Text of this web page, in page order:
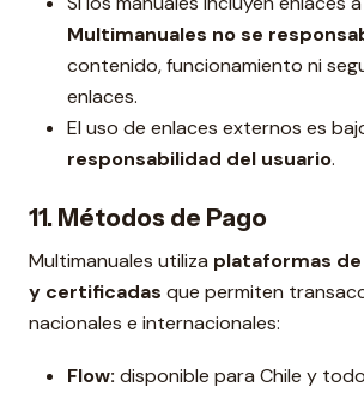
Multimanuales no se
contenido, funcionamiento ni
enlaces.
El uso de enlaces externos es
responsabilidad del usuario.
11. Métodos de Pago
Multimanuales utiliza plataformas
y certificadas que permiten
nacionales e internacionales:
Flow: disponible para Chile y